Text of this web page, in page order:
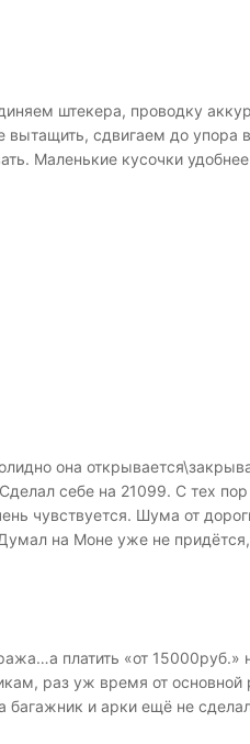
штекера, проводку
вытащить, сдвигаем до упора
Маленькие кусочки удобнее
она
себе на 21099. С тех пор
чувствуется. Шума от
на Моне уже не
платить «от 15000руб.»
раз уж время от основной
и арки ещё не